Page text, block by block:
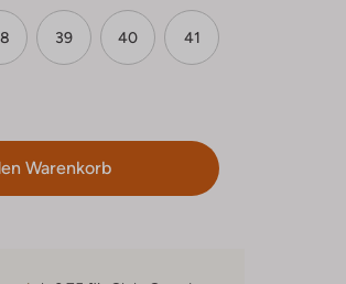
39 40 41
Warenkorb